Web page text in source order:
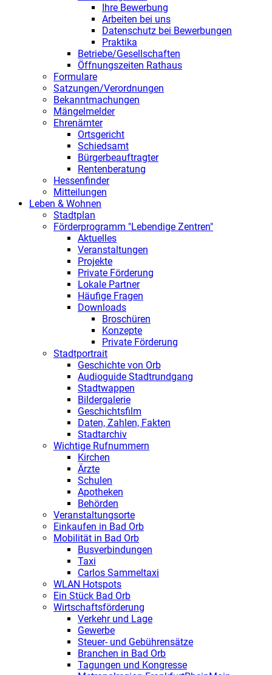
Ihre Bewerbung
Arbeiten bei uns
Datenschutz bei Bewerbungen
Praktika
Betriebe/Gesellschaften
Öffnungszeiten Rathaus
Formulare
Satzungen/Verordnungen
Bekanntmachungen
Mängelmelder
Ehrenämter
Ortsgericht
Schiedsamt
Bürgerbeauftragter
Rentenberatung
Hessenfinder
Mitteilungen
Leben & Wohnen
Stadtplan
Förderprogramm "Lebendige Zentren"
Aktuelles
Veranstaltungen
Projekte
Private Förderung
Lokale Partner
Häufige Fragen
Downloads
Broschüren
Konzepte
Private Förderung
Stadtportrait
Geschichte von Orb
Audioguide Stadtrundgang
Stadtwappen
Bildergalerie
Geschichtsfilm
Daten, Zahlen, Fakten
Stadtarchiv
Wichtige Rufnummern
Kirchen
Ärzte
Schulen
Apotheken
Behörden
Veranstaltungsorte
Einkaufen in Bad Orb
Mobilität in Bad Orb
Busverbindungen
Taxi
Carlos Sammeltaxi
WLAN Hotspots
Ein Stück Bad Orb
Wirtschaftsförderung
Verkehr und Lage
Gewerbe
Steuer- und Gebührensätze
Branchen in Bad Orb
Tagungen und Kongresse